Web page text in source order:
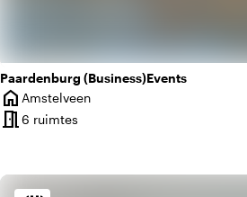
Paardenburg (Business)Events
home
Plaats
Amstelveen
meeting_room6 ruimtes